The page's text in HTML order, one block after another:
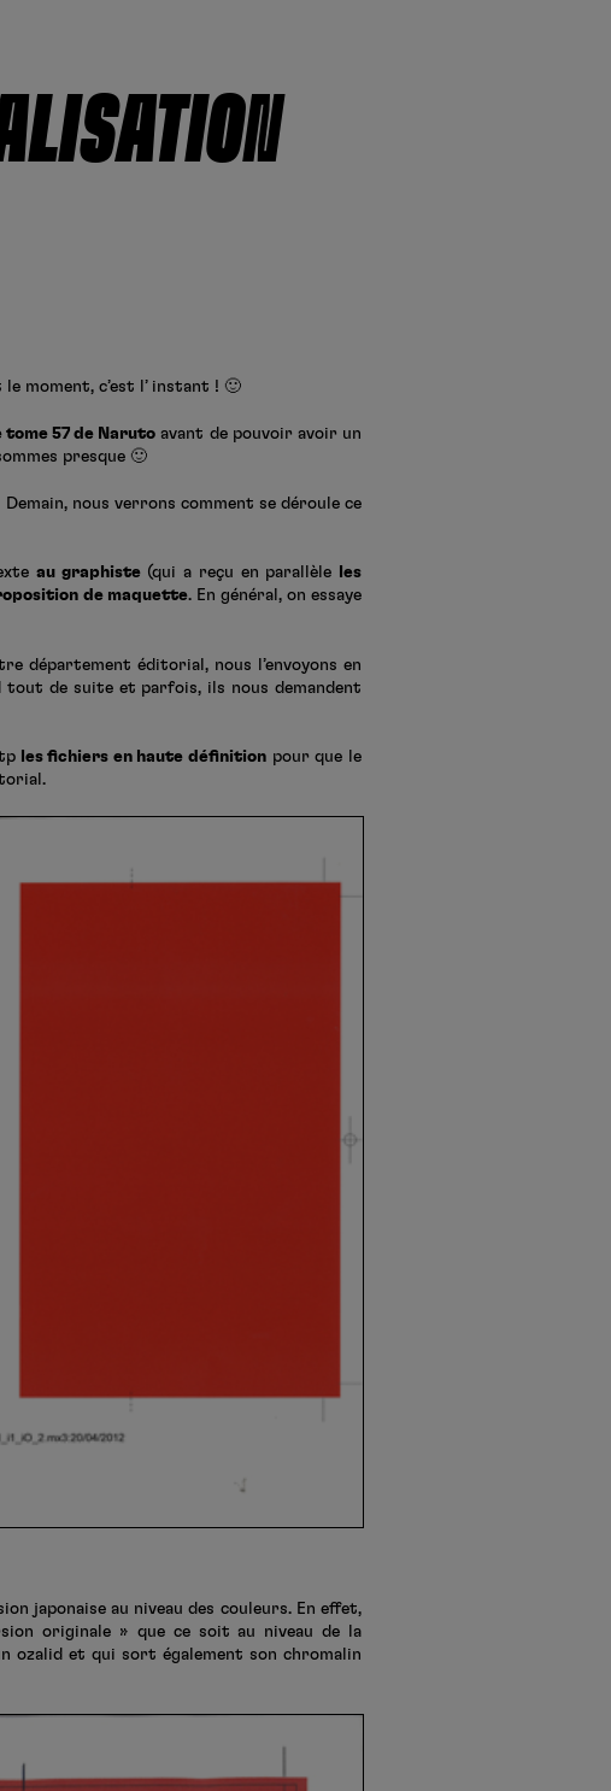
moment, c’est l’ instant ! 🙂
tome 57 de Naruto avant de pouvoir avoir un
presque 🙂
Demain, nous verrons comment se déroule ce
au graphiste(qui a reçu en parallèle
les
de maquette. En général, on essaye
département éditorial, nous l’envoyons en
tout de suite et parfois, ils nous demandent
les fichiers en haute définition pour que le
japonaise au niveau des couleurs. En effet,
originale » que ce soit au niveau de la
ozalid et qui sort également son chromalin
Se connecter
Hunter x Hunter
Fire Force